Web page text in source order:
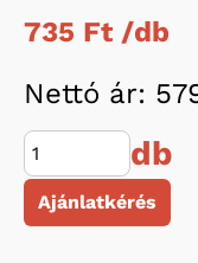
735 Ft /db
Nettó ár:
db
Ajánlatkérés